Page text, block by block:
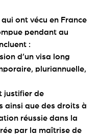
ont vécu en France
pendant au
:
d’un visa long
pluriannuelle,
justifier de
ainsi que des droits à
réussie dans la
par la maîtrise de